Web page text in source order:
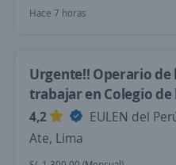
Hace 7 horas
Urgente!! Operario de
trabajar en Colegio de
4,2
EULEN del
Ate, Lima